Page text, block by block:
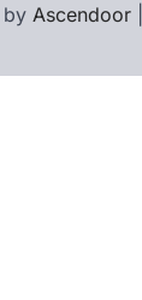
by Ascendoor